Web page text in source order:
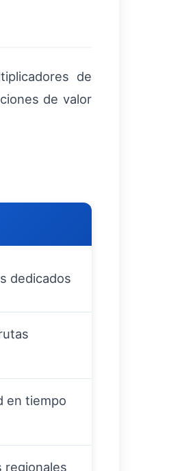
de
de valor
dedicados
en tiempo
regionales